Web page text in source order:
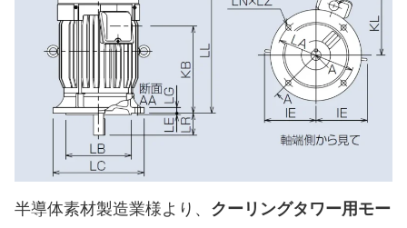
半導体素材製造業様より、 クーリングタワー用モー